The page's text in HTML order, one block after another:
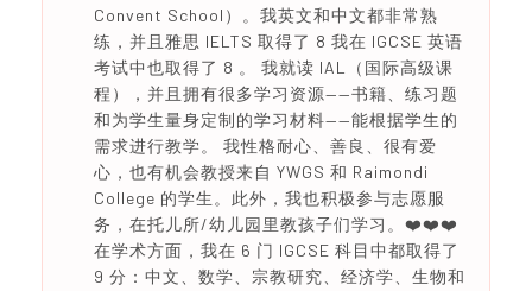
Convent School）。我英文和中文都非常熟
练，并且雅思 IELTS 取得了 8 我在 IGCSE 英语
考试中也取得了 8 。 我就读 IAL（国际高级课
程），并且拥有很多学习资源——书籍、练习题
和为学生量身定制的学习材料——能根据学生的
需求进行教学。 我性格耐心、善良、很有爱
心，也有机会教授来自 YWGS 和 Raimondi
College 的学生。此外，我也积极参与志愿服
务，在托儿所/幼儿园里教孩子们学习。❤️❤️❤️
在学术方面，我在 6 门 IGCSE 科目中都取得了
9 分：中文、数学、宗教研究、经济学、生物和